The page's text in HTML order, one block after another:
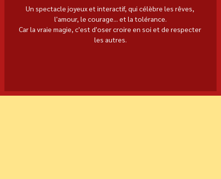
Un spectacle joyeux et interactif, qui célèbre les rêves,
l'amour, le courage... et la tolérance.
Car la vraie magie, c'est d'oser croire en soi et de respecter
les autres.